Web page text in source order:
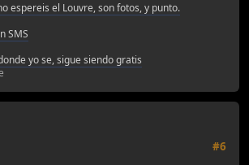
espereis el Louvre, son fotos, y punto.
SMS
yo se, sigue siendo gratis
#6